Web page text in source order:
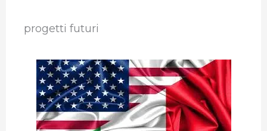
progetti futuri